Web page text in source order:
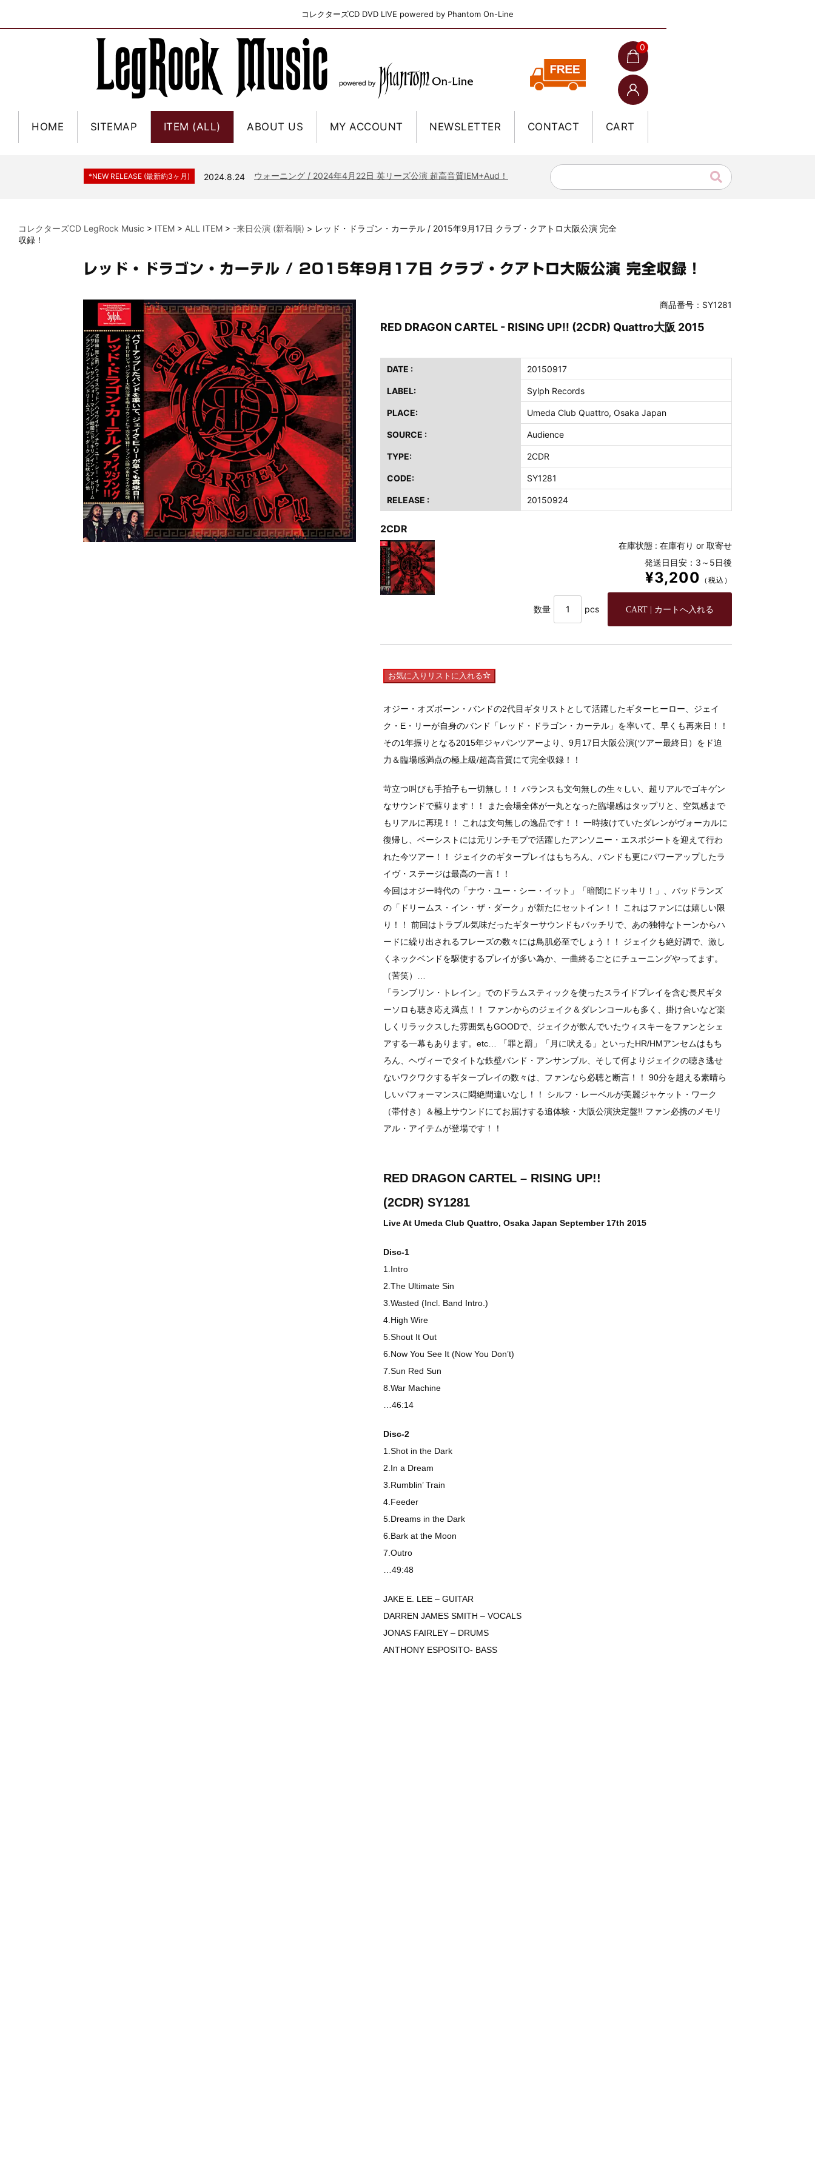
コレクターズCD DVD LIVE powered by Phantom On-Line
0
HOME SITEMAP ITEM (ALL) ABOUT US MY ACCOUNT NEWSLETTER CONTACT CART
*NEW RELEASE (最新約3ヶ月) 2024.6.9 ジャーニー / 1979年5月8+9日 コロラド州 2公演 SBD 完全収録！
*NEW RELEASE (最新約3ヶ月) 2024.8.24 ウォーニング / 2024年4月22日 英リーズ公演 超高音質IEM+Aud！
スコーピオンズ / 2024年6月15日 リスボン公演 FHD 完全収録！
*NEW RELEASE (最新約3ヶ月) 2024.6.9 リアム・ギャラガー / 2024年6月1日 英国シェフィールド公演 完全収録！
*NEW RELEASE (最新約3ヶ月) 2024.6.9 ユーライア・ヒープ / 2023年8月3日 ドイツ W.O.A. 公演 FHD 完全収録！
*NEW RELEASE (最新約3ヶ月) 2024.6.9 ジャーニー / 1979年5月8+9日 コロラド州 2公演 SBD 完全収録！
*NEW RELEASE (最新約3ヶ月) 2024.11.9 NGHFB / 2024年7月28日 フジロック’24公演 超高音質AI-SBD！
*NEW RELEASE (最新約3ヶ月) 2024.8.24 ウォーニング / 2024年4月22日 英リーズ公演 超高音質IEM+Aud！
*NEW RELEASE (最新約3ヶ月) 2024.6.24 ビリー・ジョエル / 2024年3月24日 100Aniv. 米M.S.G公演 完全収録！
*NEW RELEASE (最新約3ヶ月)
2024.6.24
リアム・ギャラガー / 2024年6月3日 カーディフ公演 IEM/AUD 完全収録！
*NEW RELEASE (最新約3ヶ月) 2024.6.24 スコーピオンズ / 2024年6月15日 リスボン公演 FHD 完全収録！
*NEW RELEASE (最新約3ヶ月) 2024.6.20 マネスキン / 2024年6月9日 ドイツ ROCK AM RING 公演 FHD 完全収録！
*NEW RELEASE (最新約3ヶ月) 2024.6.9 リアム・ギャラガー / 2024年6月1日 英国シェフィールド公演 完全収録！
*NEW RELEASE (最新約3ヶ月) 2024.6.9 メガデス / 2023年8月4日 ドイツ W.O.A. 公演 FHD 完全収録！
*NEW RELEASE (最新約3ヶ月) 2024.6.9 ユーライア・ヒープ / 2023年8月3日 ドイツ W.O.A. 公演 FHD 完全収録！
*NEW RELEASE (最新約3ヶ月) 2024.6.9 ジャーニー / 1979年5月8+9日 コロラド州 2公演 SBD 完全収録！
コレクターズCD LegRock Music > ITEM > ALL ITEM > -来日公演 (新着順) > レッド・ドラゴン・カーテル / 2015年9月17日 クラブ・クアトロ大阪公演 完全
収録！
レッド・ドラゴン・カーテル / 2015年9月17日 クラブ・クアトロ大阪公演 完全収録！
商品番号：SY1281
RED DRAGON CARTEL - RISING UP!! (2CDR) Quattro大阪 2015
DATE : 20150917
LABEL: Sylph Records
PLACE: Umeda Club Quattro, Osaka Japan
SOURCE : Audience
TYPE: 2CDR
CODE: SY1281
RELEASE : 20150924
2CDR
在庫状態 : 在庫有り or 取寄せ
発送日目安：3～5日後
¥3,200 （税込）
数量 pcs
お気に入りリストに入れる
オジー・オズボーン・バンドの2代目ギタリストとして活躍したギターヒーロー、ジェイ
ク・E・リーが自身のバンド「レッド・ドラゴン・カーテル」を率いて、早くも再来日！！
その1年振りとなる2015年ジャパンツアーより、9月17日大阪公演(ツアー最終日）をド迫
力＆臨場感満点の極上級/超高音質にて完全収録！！
苛立つ叫びも手拍子も一切無し！！ バランスも文句無しの生々しい、超リアルでゴキゲン
なサウンドで蘇ります！！ また会場全体が一丸となった臨場感はタップリと、空気感まで
もリアルに再現！！ これは文句無しの逸品です！！ 一時抜けていたダレンがヴォーカルに
復帰し、ベーシストには元リンチモブで活躍したアンソニー・エスポジートを迎えて行わ
れた今ツアー！！ ジェイクのギタープレイはもちろん、バンドも更にパワーアップしたラ
イヴ・ステージは最高の一言！！
今回はオジー時代の「ナウ・ユー・シー・イット」「暗闇にドッキリ！」、バッドランズ
の「ドリームス・イン・ザ・ダーク」が新たにセットイン！！ これはファンには嬉しい限
り！！ 前回はトラブル気味だったギターサウンドもバッチリで、あの独特なトーンからハ
ードに繰り出されるフレーズの数々には鳥肌必至でしょう！！ ジェイクも絶好調で、激し
くネックベンドを駆使するプレイが多い為か、一曲終るごとにチューニングやってます。
（苦笑）…
「ランブリン・トレイン」でのドラムスティックを使ったスライドプレイを含む長尺ギタ
ーソロも聴き応え満点！！ ファンからのジェイク＆ダレンコールも多く、掛け合いなど楽
しくリラックスした雰囲気もGOODで、ジェイクが飲んでいたウィスキーをファンとシェ
アする一幕もあります。etc… 「罪と罰」「月に吠える」といったHR/HMアンセムはもち
ろん、ヘヴィーでタイトな鉄壁バンド・アンサンブル、そして何よりジェイクの聴き逃せ
ないワクワクするギタープレイの数々は、ファンなら必聴と断言！！ 90分を超える素晴ら
しいパフォーマンスに悶絶間違いなし！！ シルフ・レーベルが美麗ジャケット・ワーク
（帯付き）＆極上サウンドにてお届けする追体験・大阪公演決定盤!! ファン必携のメモリ
アル・アイテムが登場です！！
RED DRAGON CARTEL – RISING UP!!
(2CDR) SY1281
Live At Umeda Club Quattro, Osaka Japan September 17th 2015
Disc-1
1.Intro
2.The Ultimate Sin
3.Wasted (Incl. Band Intro.)
4.High Wire
5.Shout It Out
6.Now You See It (Now You Don’t)
7.Sun Red Sun
8.War Machine
…46:14
Disc-2
1.Shot in the Dark
2.In a Dream
3.Rumblin’ Train
4.Feeder
5.Dreams in the Dark
6.Bark at the Moon
7.Outro
…49:48
JAKE E. LEE – GUITAR
DARREN JAMES SMITH – VOCALS
JONAS FAIRLEY – DRUMS
ANTHONY ESPOSITO- BASS